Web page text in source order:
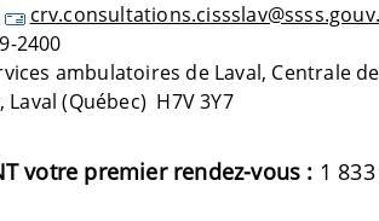
2400
ambulatoires de Laval, Centrale
(Québec) H7V 3Y7
votre premier rendez-vous : 1